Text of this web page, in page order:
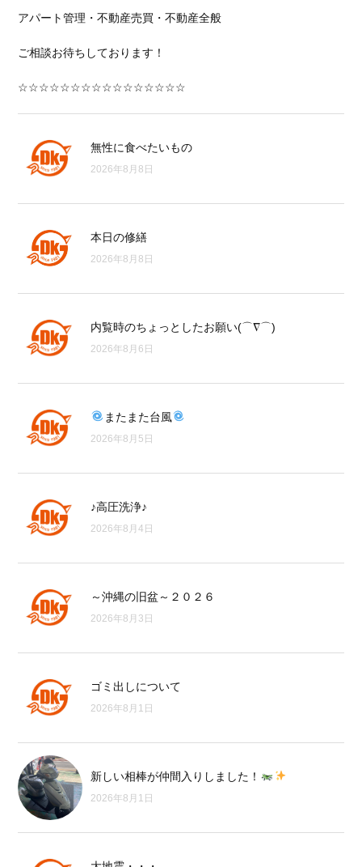
アパート管理・不動産売買・不動産全般
ご相談お待ちしております！
☆☆☆☆☆☆☆☆☆☆☆☆☆☆☆☆
無性に食べたいもの
2026年8月8日
本日の修繕
2026年8月8日
内覧時のちょっとしたお願い(⌒∇⌒)
2026年8月6日
またまた台風
2026年8月5日
♪高圧洗浄♪
2026年8月4日
～沖縄の旧盆～２０２６
2026年8月3日
ゴミ出しについて
2026年8月1日
新しい相棒が仲間入りしました！
2026年8月1日